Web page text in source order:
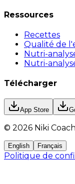
Ressources
Recettes
Qualité de
Nutri-
Nutri-
Télécharger
App Store
© 2026 Niki
English Français
Politique de